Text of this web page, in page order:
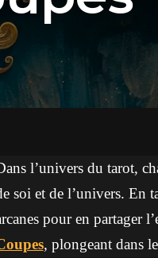
l’univers du tarot,
soi et de l’univers. En
pour en partager
, plongeant dans